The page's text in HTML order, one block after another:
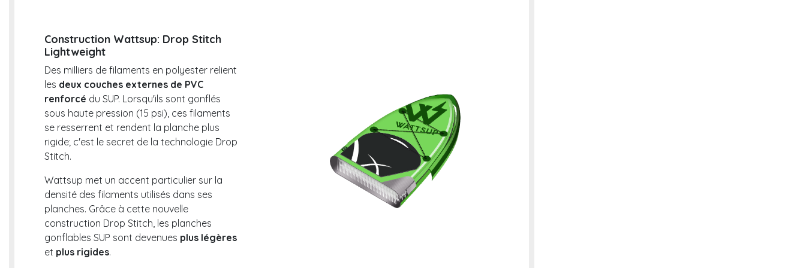
Construction Wattsup: Drop Stitch
Lightweight
Des milliers de filaments en polyester relient
les deux couches externes de PVC
renforcé du SUP. Lorsqu'ils sont gonflés
sous haute pression (15 psi), ces filaments
se resserrent et rendent la planche plus
rigide; c'est le secret de la technologie Drop
Stitch.
Wattsup met un accent particulier sur la
densité des filaments utilisés dans ses
planches. Grâce à cette nouvelle
construction Drop Stitch, les planches
gonflables SUP sont devenues plus légères
et plus rigides.